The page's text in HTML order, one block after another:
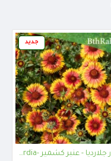
جديد
بذور جلارديا - عنبر كشمير -Gaillardia